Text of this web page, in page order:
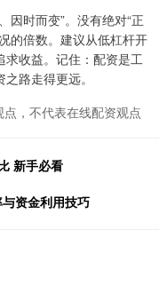
因时而变”。没有绝对“正
的倍数。建议从低杠杆开
求收益。记住：配资是工
路走得更远。
，不代表在线配资观点
新手必看
资金利用技巧